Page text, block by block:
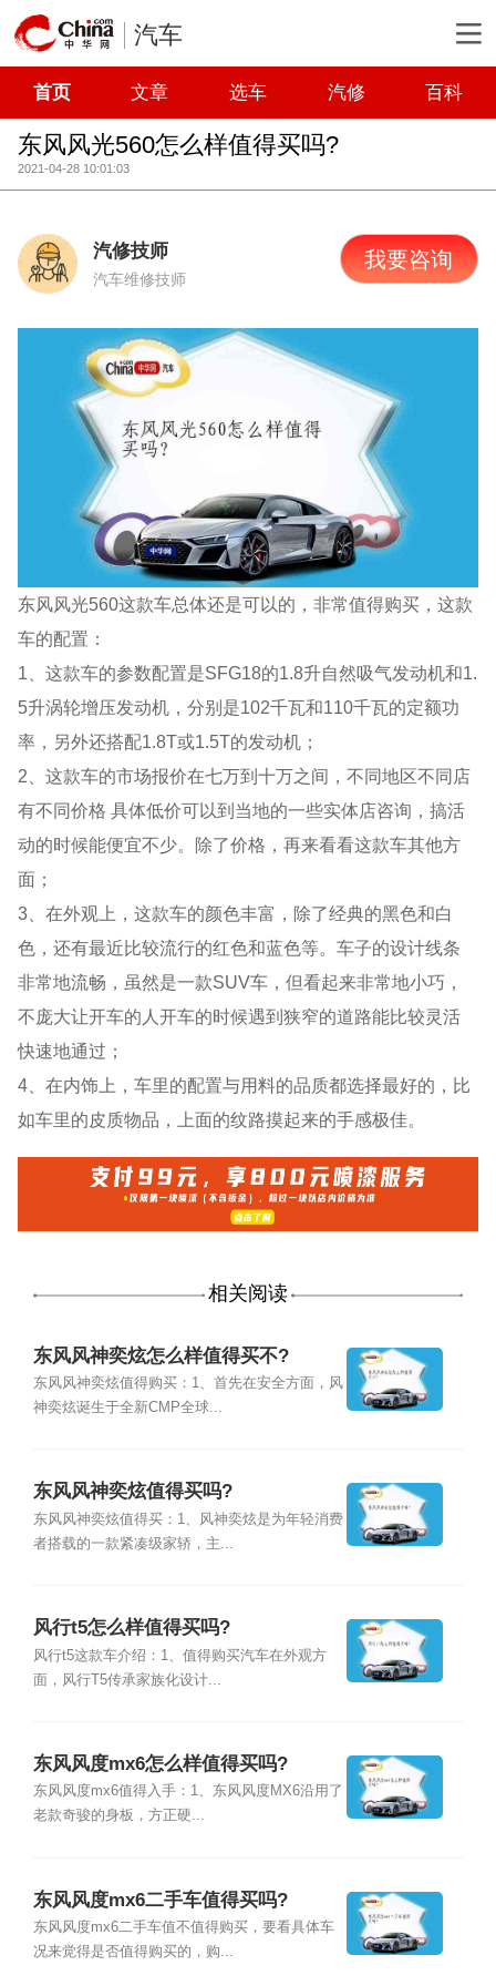
汽车
首页 文章 选车 汽修 百科
东风风光560怎么样值得买吗?
2021-04-28 10:01:03
汽修技师
汽车维修技师
我要咨询
东风风光560这款车总体还是可以的，非常值得购买，这款
车的配置：
1、这款车的参数配置是SFG18的1.8升自然吸气发动机和1.
5升涡轮增压发动机，分别是102千瓦和110千瓦的定额功
率，另外还搭配1.8T或1.5T的发动机；
2、这款车的市场报价在七万到十万之间，不同地区不同店
有不同价格 具体低价可以到当地的一些实体店咨询，搞活
动的时候能便宜不少。除了价格，再来看看这款车其他方
面；
3、在外观上，这款车的颜色丰富，除了经典的黑色和白
色，还有最近比较流行的红色和蓝色等。车子的设计线条
非常地流畅，虽然是一款SUV车，但看起来非常地小巧，
不庞大让开车的人开车的时候遇到狭窄的道路能比较灵活
快速地通过；
4、在内饰上，车里的配置与用料的品质都选择最好的，比
如车里的皮质物品，上面的纹路摸起来的手感极佳。
相关阅读
东风风神奕炫怎么样值得买不?
东风风神奕炫值得购买：1、首先在安全方面，风
神奕炫诞生于全新CMP全球...
东风风神奕炫值得买吗?
东风风神奕炫值得买：1、风神奕炫是为年轻消费
者搭载的一款紧凑级家轿，主...
风行t5怎么样值得买吗?
风行t5这款车介绍：1、值得购买汽车在外观方
面，风行T5传承家族化设计...
东风风度mx6怎么样值得买吗?
东风风度mx6值得入手：1、东风风度MX6沿用了
老款奇骏的身板，方正硬...
东风风度mx6二手车值得买吗?
东风风度mx6二手车值不值得购买，要看具体车
况来觉得是否值得购买的，购...